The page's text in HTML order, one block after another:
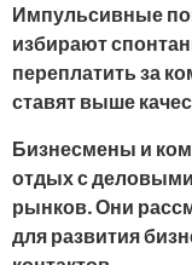
Импульсивные
избирают
переплатить за
ставят выше
Бизнесмены и
отдых с
рынков. Они
для развития